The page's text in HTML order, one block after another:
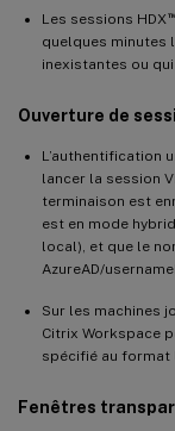
Les sessions HDX ™
quelques minutes
inexistantes ou
Ouverture de
L’authentification
lancer la session
terminaison est
est en mode
local), et que le
AzureAD/
Sur les machines
Citrix Workspace
spécifié au format
Fenêtres